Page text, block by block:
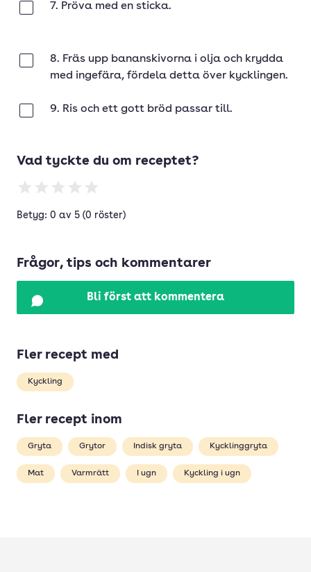
7. Pröva med en sticka.
8. Fräs upp bananskivorna i olja och krydda
med ingefära, fördela detta över kycklingen.
9. Ris och ett gott bröd passar till.
Vad tyckte du om receptet?
Betyg: 0 av 5 (0 röster)
Frågor, tips och kommentarer
Bli först att kommentera
Fler recept med
Kyckling
Fler recept inom
Gryta Grytor Indisk gryta Kycklinggryta
Mat Varmrätt I ugn Kyckling i ugn